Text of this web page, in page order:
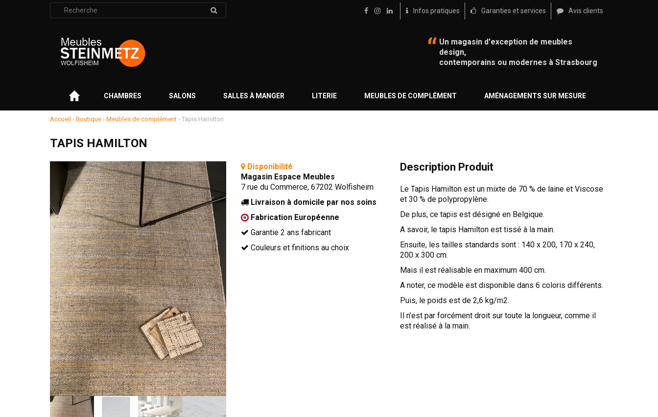
Rechercher
:
Infos pratiques Garanties et services Avis clients
Un magasin d'exception de meubles
design,
contemporains ou modernes à Strasbourg
CHAMBRES SALONS SALLES À MANGER LITERIE MEUBLES DE COMPLÉMENT AMÉNAGEMENTS SUR MESURE
Accueil › Boutique › Meubles de complément › Tapis Hamilton
TAPIS HAMILTON
Disponibilité
Magasin Espace Meubles
7 rue du Commerce, 67202 Wolfisheim
Livraison à domicile par nos soins
Fabrication Européenne
Garantie 2 ans fabricant
Couleurs et finitions au choix
Description Produit
Le Tapis Hamilton est un mixte de 70 % de laine et Viscose
et 30 % de polypropylène.
De plus, ce tapis est désigné en Belgique.
A savoir, le tapis Hamilton est tissé à la main.
Ensuite, les tailles standards sont : 140 x 200, 170 x 240,
200 x 300 cm.
Mais il est réalisable en maximum 400 cm.
A noter, ce modèle est disponible dans 6 coloris différents.
Puis, le poids est de 2,6 kg/m2.
Il n’est par forcément droit sur toute la longueur, comme il
est réalisé à la main.